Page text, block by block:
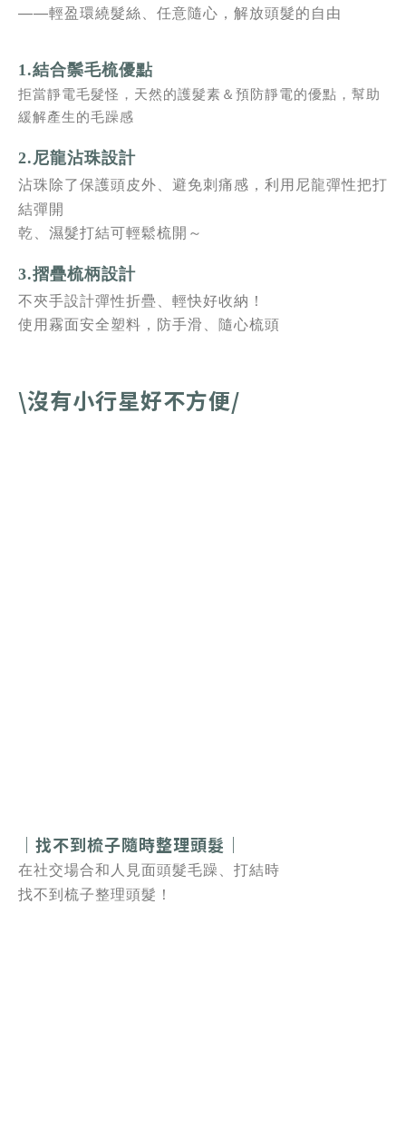
——輕盈環繞髮絲、任意隨心，解放頭髮的自由
1.結合鬃毛梳優點
拒當靜電毛髮怪，天然的護髮素＆預防靜電的優點，幫助
緩解產生的毛躁感
2.尼龍沾珠設計
沾珠除了保護頭皮外、避免刺痛感，利用尼龍彈性把打
結彈開
乾、濕髮打結可輕鬆梳開～
3.摺疊梳柄設計
不夾手設計彈性折疊、輕快好收納！
使用霧面安全塑料，防手滑、隨心梳頭
\沒有小行星好不方便/
｜找不到梳子隨時整理頭髮｜
在社交場合和人見面頭髮毛躁、打結時
找不到梳子整理頭髮！